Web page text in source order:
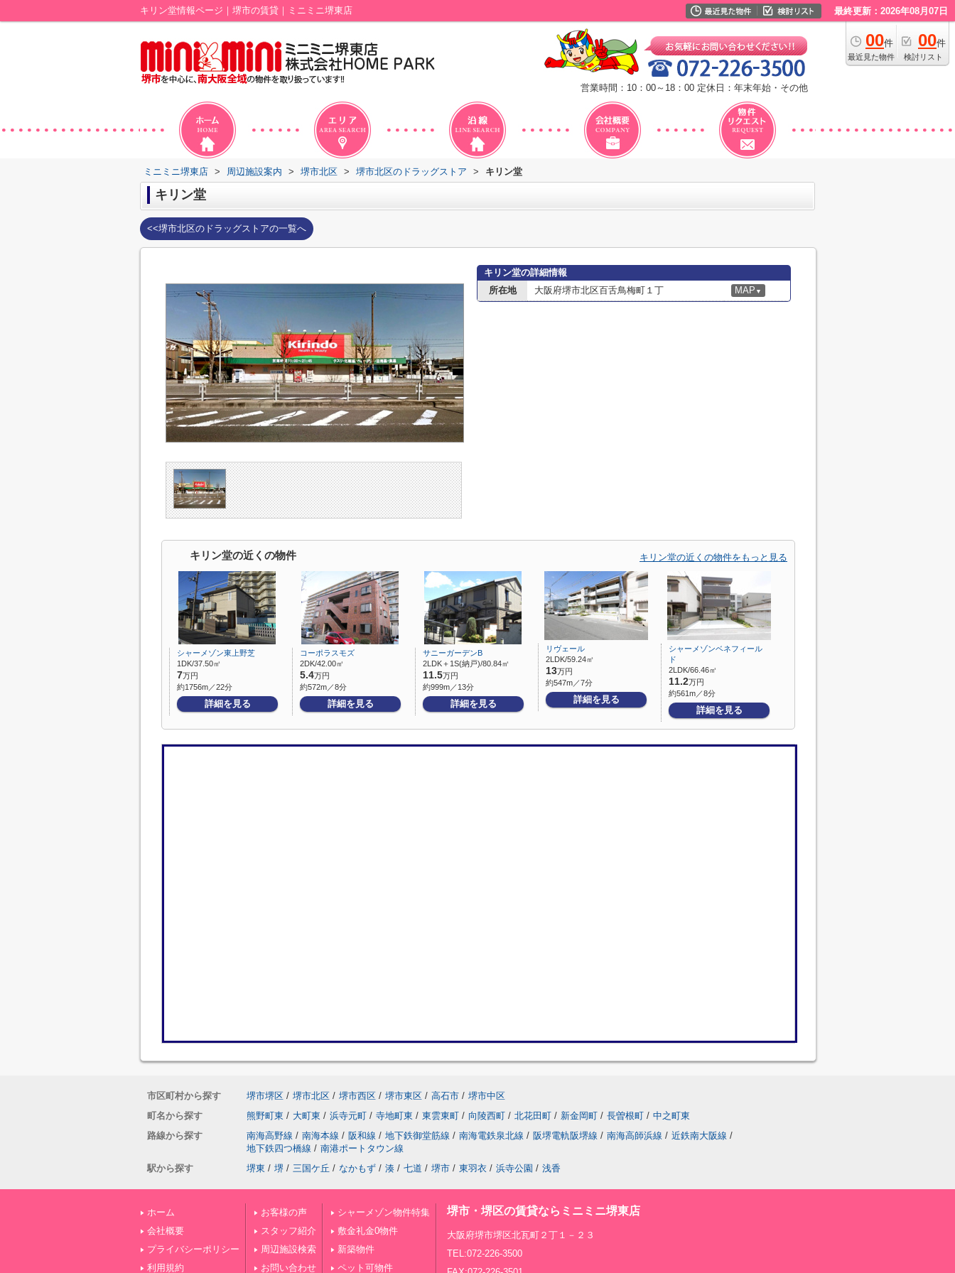
キリン堂情報ページ｜堺市の賃貸｜ミニミニ堺東店 最終更新：2026年08月07日
00件
最近見た物件
00件
検討リスト
営業時間：10：00～18：00 定休日：年末年始・その他
ミニミニ堺東店 > 周辺施設案内 > 堺市北区 > 堺市北区のドラッグストア > キリン堂
キリン堂
<<堺市北区のドラッグストアの一覧へ
キリン堂の詳細情報
所在地
大阪府堺市北区百舌鳥梅町１丁 MAP ▼
キリン堂の近くの物件 キリン堂の近くの物件をもっと見る
シャーメゾン東上野芝
1DK/37.50㎡
7万円
約1756m／22分
詳細を見る
コーポラスモズ
2DK/42.00㎡
5.4万円
約572m／8分
詳細を見る
サニーガーデンB
2LDK＋1S(納戸)/80.84㎡
11.5万円
約999m／13分
詳細を見る
リヴェール
2LDK/59.24㎡
13万円
約547m／7分
詳細を見る
シャーメゾンベネフィール
ド
2LDK/66.46㎡
11.2万円
約561m／8分
詳細を見る
市区町村から探す 堺市堺区 / 堺市北区 / 堺市西区 / 堺市東区 / 高石市 / 堺市中区
町名から探す
熊野町東 / 大町東 / 浜寺元町 / 寺地町東 / 東雲東町 / 向陵西町 / 北花田町 / 新金岡町 / 長曽根町 / 中之町東
路線から探す
南海高野線 / 南海本線 / 阪和線 / 地下鉄御堂筋線 / 南海電鉄泉北線 / 阪堺電軌阪堺線 / 南海高師浜線 / 近鉄南大阪線 /
地下鉄四つ橋線 / 南港ポートタウン線
駅から探す
堺東 / 堺 / 三国ケ丘 / なかもず / 湊 / 七道 / 堺市 / 東羽衣 / 浜寺公園 / 浅香
ホーム
会社概要
プライバシーポリシー
利用規約
お客様の声
スタッフ紹介
周辺施設検索
お問い合わせ
シャーメゾン物件特集
敷金礼金0物件
新築物件
ペット可物件
堺市・堺区の賃貸ならミニミニ堺東店
大阪府堺市堺区北瓦町２丁１－２３
TEL:072-226-3500